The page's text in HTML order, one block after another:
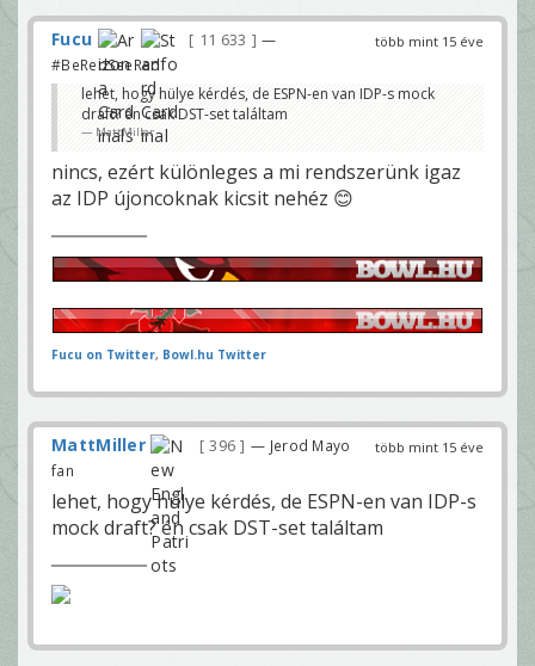
több mint 15 éve
Fucu 11 633
—
#BeRedSeeRed
lehet, hogy hülye kérdés, de ESPN-en van IDP-s mock
draft? én csak DST-set találtam
MattMiller
nincs, ezért különleges a mi rendszerünk igaz
az IDP újoncoknak kicsit nehéz 😊
Fucu on Twitter, Bowl.hu Twitter
több mint 15 éve
MattMiller 396
— Jerod Mayo
fan
lehet, hogy hülye kérdés, de ESPN-en van IDP-s
mock draft? én csak DST-set találtam